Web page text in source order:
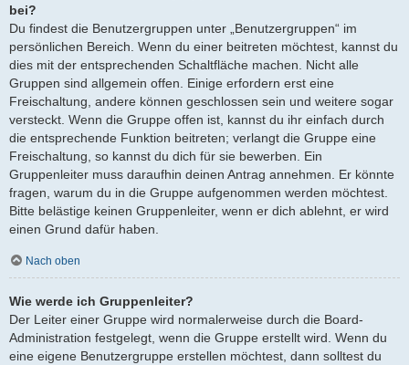
bei?
Du findest die Benutzergruppen unter „Benutzergruppen“ im
persönlichen Bereich. Wenn du einer beitreten möchtest, kannst du
dies mit der entsprechenden Schaltfläche machen. Nicht alle
Gruppen sind allgemein offen. Einige erfordern erst eine
Freischaltung, andere können geschlossen sein und weitere sogar
versteckt. Wenn die Gruppe offen ist, kannst du ihr einfach durch
die entsprechende Funktion beitreten; verlangt die Gruppe eine
Freischaltung, so kannst du dich für sie bewerben. Ein
Gruppenleiter muss daraufhin deinen Antrag annehmen. Er könnte
fragen, warum du in die Gruppe aufgenommen werden möchtest.
Bitte belästige keinen Gruppenleiter, wenn er dich ablehnt, er wird
einen Grund dafür haben.
Nach oben
Wie werde ich Gruppenleiter?
Der Leiter einer Gruppe wird normalerweise durch die Board-
Administration festgelegt, wenn die Gruppe erstellt wird. Wenn du
eine eigene Benutzergruppe erstellen möchtest, dann solltest du